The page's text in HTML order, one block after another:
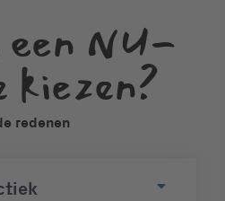
een NU-
kiezen?
redenen